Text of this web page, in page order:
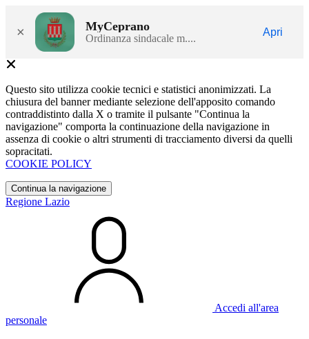
× MyCeprano
Ordinanza sindacale m....
Apri
Questo sito utilizza cookie tecnici e statistici anonimizzati. La
chiusura del banner mediante selezione dell'apposito comando
contraddistinto dalla X o tramite il pulsante "Continua la
navigazione" comporta la continuazione della navigazione in
assenza di cookie o altri strumenti di tracciamento diversi da quelli
sopracitati.
COOKIE POLICY
Continua la navigazione
Regione Lazio
Accedi all'area
personale